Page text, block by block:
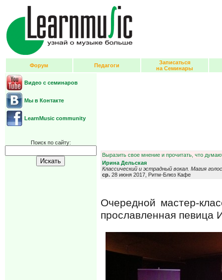
Форум Педагоги
Записаться
на Семинары
Видео с семинаров
Мы в Контакте
LearnMusic community
Поиск по сайту:
Выразить свое мнение и прочитать, что
Ирина Дельская
Классический и эстрадный вокал. Магия
ср.28 июня 2017, Ритм-Блюз Кафе
Очередной мастер-
прославленная певица